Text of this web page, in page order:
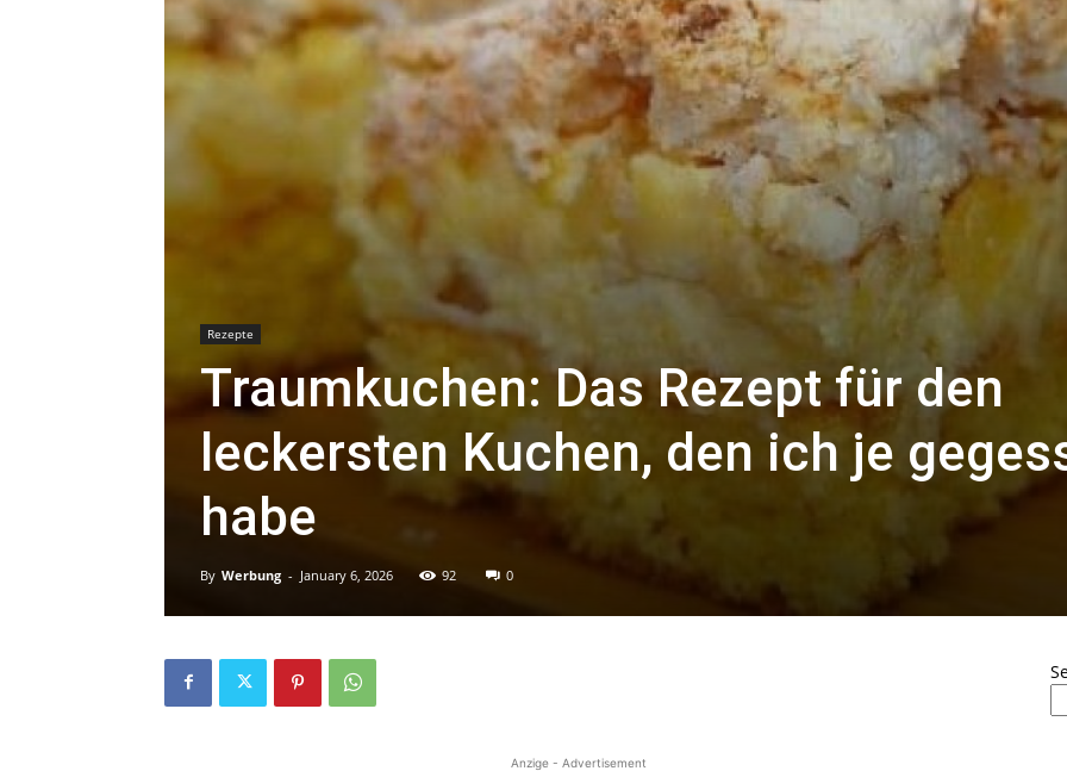
Rezepte
Traumkuchen: Das Rezept für den
leckersten Kuchen, den ich je
habe
By Werbung - January 6, 2026 92 0
Anzige - Advertisement